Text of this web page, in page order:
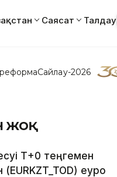
Саясат Талдау
реформаСайлау-2026
жоқ
Т+0 теңгемен
еуро